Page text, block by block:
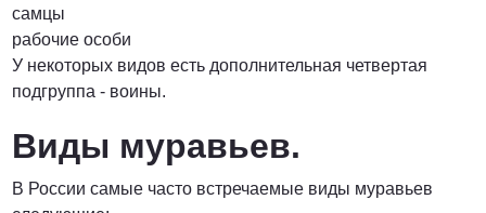
самцы
рабочие особи
У некоторых видов есть дополнительная четвертая
подгруппа - воины.
Виды муравьев.
В России самые часто встречаемые виды муравьев